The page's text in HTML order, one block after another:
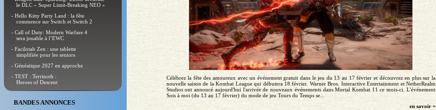
le DLC « Super Limit-Breaking NEO »
- Hello Kitty Party Land : la fête
commence sur Switch et Switch 2
- Call of Duty: Modern Warfare 4
sera jouable à l’EWC
- Facilotab Zen : une tablette
simplifiée pour les seniors
- Généatique 2027 en approche
- TEST : Terrinoth :
Heroes of Descent
BANDES ANNONCES
Célébrez la fête des amoureux avec un événement gratuit dans le jeu du 13 au 17 février et découvrez en plus sur la
nouvelle saison de la Kombat League qui débutera 18 février. Warner Bros. Interactive Entertainment et NetherRealm
Studios ont annoncé aujourd'hui l'arrivée de nouveaux événements dans Mortal Kombat 11 ce mois-ci. L'événement
Sois à moi (du 13 au 17 février) du mode de jeu Tours du Temps se...
en savoir +